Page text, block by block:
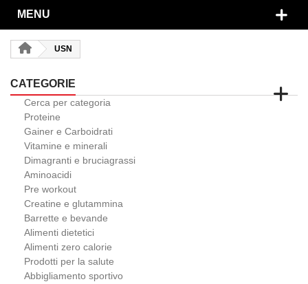
MENU
USN
CATEGORIE
Cerca per categoria
Proteine
Gainer e Carboidrati
Vitamine e minerali
Dimagranti e bruciagrassi
Aminoacidi
Pre workout
Creatine e glutammina
Barrette e bevande
Alimenti dietetici
Alimenti zero calorie
Prodotti per la salute
Abbigliamento sportivo